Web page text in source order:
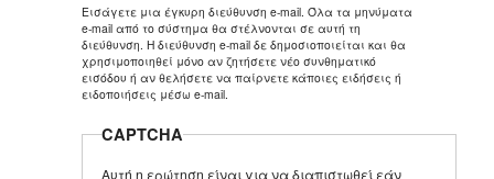
Εισάγετε μια έγκυρη διεύθυνση e-mail. Όλα τα μηνύματα
e-mail από το σύστημα θα στέλνονται σε αυτή τη
διεύθυνση. Η διεύθυνση e-mail δε δημοσιοποιείται και θα
χρησιμοποιηθεί μόνο αν ζητήσετε νέο συνθηματικό
εισόδου ή αν θελήσετε να παίρνετε κάποιες ειδήσεις ή
ειδοποιήσεις μέσω e-mail.
CAPTCHA
Αυτή η ερώτηση είναι για να διαπιστωθεί εάν